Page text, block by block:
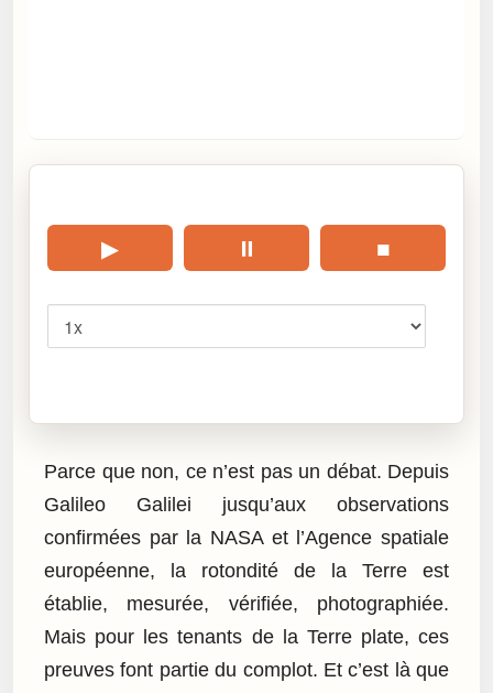
▶ ⏸ ■
Parce que non, ce n’est pas un débat. Depuis
Galileo Galilei jusqu’aux observations
confirmées par la NASA et l’Agence spatiale
européenne, la rotondité de la Terre est
établie, mesurée, vérifiée, photographiée.
Mais pour les tenants de la Terre plate, ces
preuves font partie du complot. Et c’est là que